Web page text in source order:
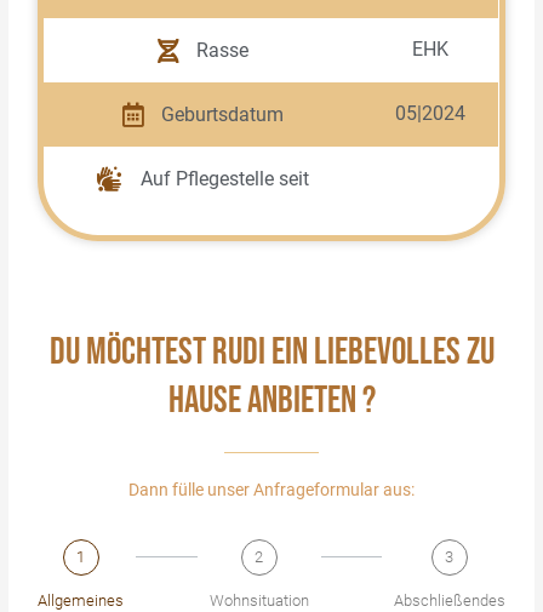
Rasse EHK
Geburtsdatum 05|2024
Auf Pflegestelle seit
DU MÖCHTEST RUDI EIN LIEBEVOLLES ZU
HAUSE ANBIETEN ?
Dann fülle unser Anfrageformular aus:
1
Allgemeines
2
Wohnsituation
3
Abschließendes